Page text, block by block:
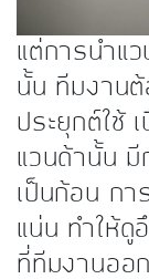
แต่การนำแ
นั้น ทีมงาน
ประยุกต์ใช้
แวนด้านั้น มี
เป็นก้อน กา
แน่น ทำให้ดู
ที่ทีมงานออก